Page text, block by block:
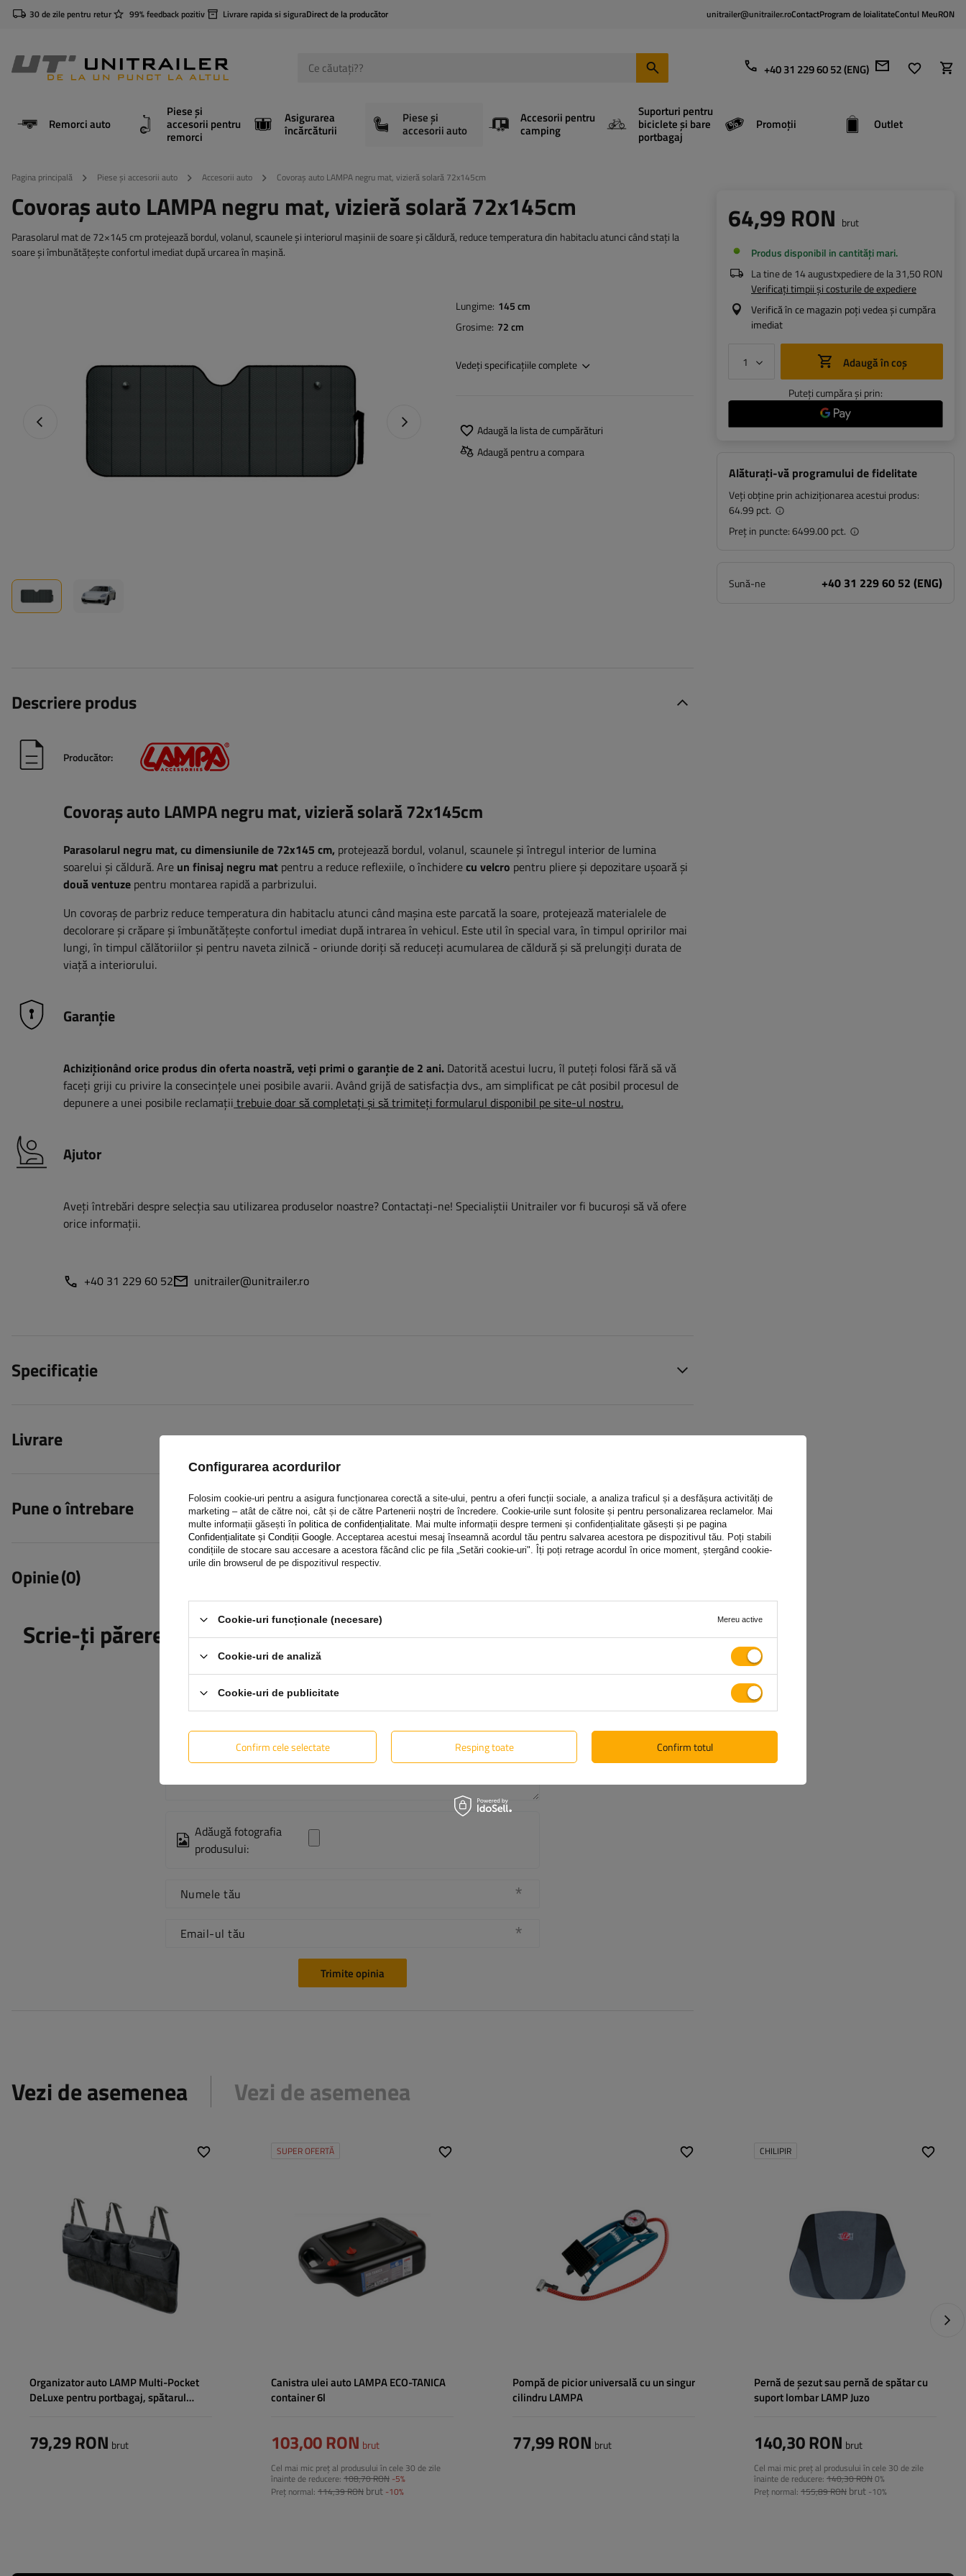
30 de zile pentru retur 99% feedback pozitiv Livrare rapida si siguraDirect de la producător unitrailer@unitrailer.roContactProgram de loialitateContul MeuRON
+40 31 229 60 52 (ENG)
Remorci auto
Piese și
accesorii pentru
remorci
Asigurarea
încărcăturii
Piese și
accesorii auto
Accesorii pentru
camping
Suporturi pentru
biciclete și bare
portbagaj
Promoții Outlet
Pagina principală Piese și accesorii auto Accesorii auto Covoraș auto LAMPA negru mat, vizieră solară 72x145cm
Covoraș auto LAMPA negru mat, vizieră solară 72x145cm
Parasolarul mat de 72×145 cm protejează bordul, volanul, scaunele și interiorul mașinii de soare și căldură, reduce temperatura din habitaclu atunci când stați la
soare și îmbunătățește confortul imediat după urcarea în mașină.
Fotografia anterioară Următoarea fotografie
Lungime 145 cm
Grosime 72 cm
Vedeți specificațiile complete
Adaugă la lista de cumpărături
Adaugă pentru a compara
64,99 RON brut
Produs disponibil in cantități mari
La tine de14 augustxpediere de la31,50 RON
Verificați timpii și costurile de expediere
Verifică în ce magazin poți vedea și cumpăra
imediat
Adaugă în coș
Puteți cumpăra și prin:
Alăturați-vă programului de fidelitate
Veți obține prin achiziționarea acestui produs:
64.99 pct.
Preț in puncte:6499.00 pct.
Sună-ne +40 31 229 60 52 (ENG)
Descriere produs
Producător:
Covoraș auto LAMPA negru mat, vizieră solară 72x145cm
Parasolarul negru mat, cu dimensiunile de 72x145 cm, protejează bordul, volanul, scaunele și întregul interior de lumina
soarelui și căldură. Are un finisaj negru mat pentru a reduce reflexiile, o închiderecu velcro pentru pliere și depozitare ușoară și
două ventuze pentru montarea rapidă a parbrizului.
Un covoraș de parbriz reduce temperatura din habitaclu atunci când mașina este parcată la soare, protejează materialele de
decolorare și crăpare și îmbunătățește confortul imediat după intrarea în vehicul. Este util în special vara, în timpul opririlor mai
lungi, în timpul călătoriilor și pentru naveta zilnică - oriunde doriți să reduceți acumularea de căldură și să prelungiți durata de
viață a interiorului.
Garanție
Achiziționând orice produs din oferta noastră, veți primi o garanție de 2 ani. Datorită acestui lucru, îl puteți folosi fără să vă
faceți griji cu privire la consecințele unei posibile avarii. Având grijă de satisfacția dvs., am simplificat pe cât posibil procesul de
depunere a unei posibile reclamații trebuie doar să completați și să trimiteți formularul disponibil pe site-ul nostru.
Ajutor
Aveți întrebări despre selecția sau utilizarea produselor noastre? Contactaţi-ne! Specialiștii Unitrailer vor fi bucuroși să vă ofere
orice informații.
+40 31 229 60 52 unitrailer@unitrailer.ro
Specificație
Livrare
Pune o întrebare
Opinie(0)
Scrie-ți părerea
Opinia ta:
Conținutul părerii tale
Adăugă fotografia
produsului:
Numele tău
Email-ul tău
Trimite opinia
Vezi de asemenea Vezi de asemenea
Organizator auto LAMP Multi-Pocket
DeLuxe pentru portbagaj, spătarul
79,29 RON brut
SUPER OFERTĂ
Canistra ulei auto LAMPA ECO-TANICA
container 6l
103,00 RON brut
Cel mai mic preț al produsului în cele 30 de zile
înainte de reducere: 108,70 RON -5%
Preț normal: 114,39 RON brut -10%
Pompă de picior universală cu un singur
cilindru LAMPA
77,99 RON brut
CHILIPIR
Pernă de șezut sau pernă de spătar cu
suport lombar LAMP Juzo
140,30 RON brut
Cel mai mic preț al produsului în cele 30 de zile
înainte de reducere: 140,30 RON0%
Preț normal: 155,89 RON brut -10%
Configurarea acordurilor
Folosim cookie-uri pentru a asigura funcționarea corectă a site-ului, pentru a oferi funcții sociale, a analiza traficul și a desfășura activități de
marketing – atât de către noi, cât și de către Partenerii noștri de încredere. Cookie-urile sunt folosite și pentru personalizarea reclamelor. Mai
multe informații găsești în politica de confidențialitate. Mai multe informații despre termeni și confidențialitate găsești și pe pagina
Confidențialitate și Condiții Google. Acceptarea acestui mesaj înseamnă acordul tău pentru salvarea acestora pe dispozitivul tău. Poți stabili
condițiile de stocare sau accesare a acestora făcând clic pe fila „Setări cookie-uri". Îți poți retrage acordul în orice moment, ștergând cookie-
urile din browserul de pe dispozitivul respectiv.
Cookie-uri funcționale (necesare) Mereu active
Cookie-uri de analiză
Cookie-uri de publicitate
Confirm cele selectate Resping toate Confirm totul